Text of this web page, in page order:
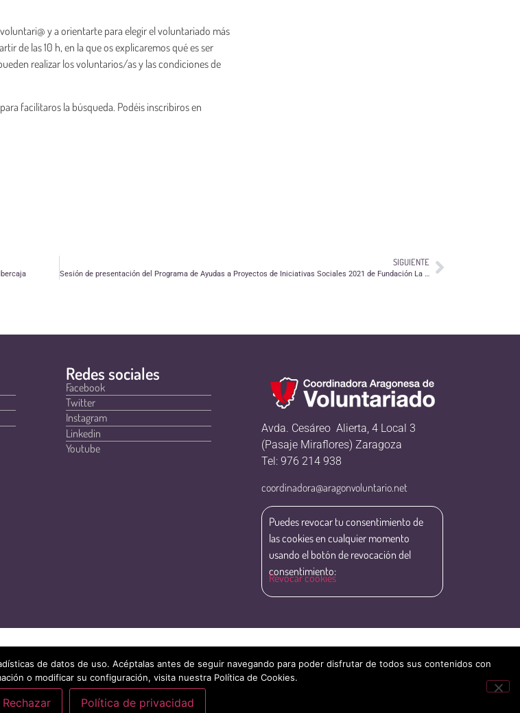
y a orientarte para elegir el voluntariado más
de las 10 h, en la que os explicaremos qué es ser
realizar los voluntarios/as y las condiciones de
facilitaros la búsqueda. Podéis inscribiros en
SIGUIENTE
Sesión de presentación del Programa de Ayudas a Proyectos de Iniciativas Sociales 2021 de Fundación La Caixa
Redes sociales
Facebook
Twitter
Instagram
Linkedin
Youtube
Avda. Cesáreo Alierta, 4 Local 3
(Pasaje Miraflores) Zaragoza
Tel: 976 214 938
coordinadora@aragonvoluntario.net
Puedes revocar tu consentimiento de
las cookies en cualquier momento
usando el botón de revocación del
consentimiento:
Revocar cookies
de datos de uso. Acéptalas antes de seguir navegando para poder disfrutar de todos sus contenidos con
o modificar su configuración, visita nuestra Política de Cookies.
Rechazar Política de privacidad